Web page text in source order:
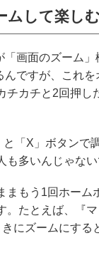
ムして楽し
画面のズーム」
ですが、これを
チカチと2回押し
「X」ボタンで
も多いんじゃな
まもう1回ホーム
。たとえば、『
にズームにする